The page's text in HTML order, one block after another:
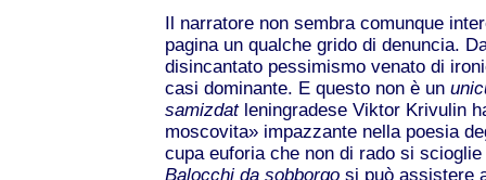
Il narratore non sembra comunque
pagina un qualche grido di denuncia.
disincantato pessimismo venato di
casi dominante. E questo non è un
samizdat leningradese Viktor Krivulin
moscovita» impazzante nella poesia
cupa euforia che non di rado si
Balocchi da sobborgo si può assistere